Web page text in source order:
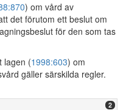
) om vård av
det förutom ett beslut om
för den som tas
lagen (1998:603) om
gäller särskilda regler.
2